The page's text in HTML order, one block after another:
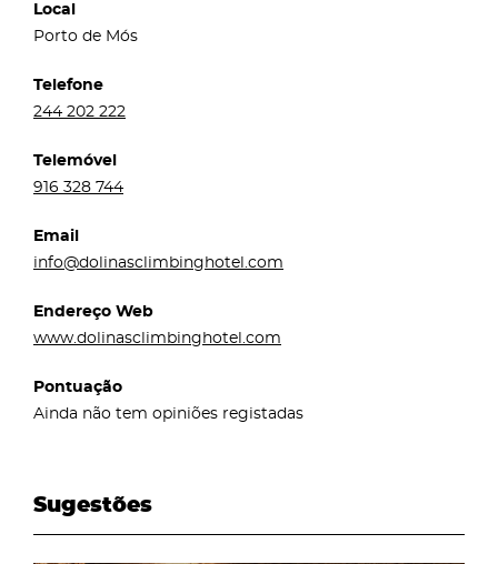
Local
Porto de Mós
Telefone
244 202 222
Telemóvel
916 328 744
Email
info@dolinasclimbinghotel.com
Endereço Web
www.dolinasclimbinghotel.com
Pontuação
Ainda não tem opiniões registadas
Sugestões